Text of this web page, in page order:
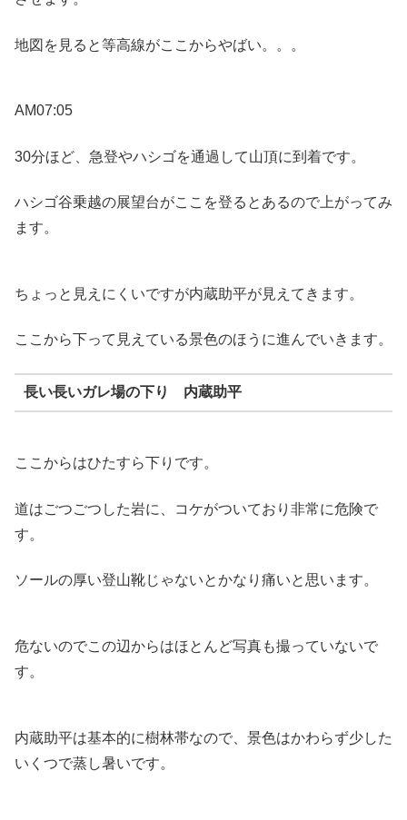
地図を見ると等高線がここからやばい。。。
AM07:05
30分ほど、急登やハシゴを通過して山頂に到着です。
ハシゴ谷乗越の展望台がここを登るとあるので上がってみ
ます。
ちょっと見えにくいですが内蔵助平が見えてきます。
ここから下って見えている景色のほうに進んでいきます。
長い長いガレ場の下り 内蔵助平
ここからはひたすら下りです。
道はごつごつした岩に、コケがついており非常に危険で
す。
ソールの厚い登山靴じゃないとかなり痛いと思います。
危ないのでこの辺からはほとんど写真も撮っていないで
す。
内蔵助平は基本的に樹林帯なので、景色はかわらず少した
いくつで蒸し暑いです。